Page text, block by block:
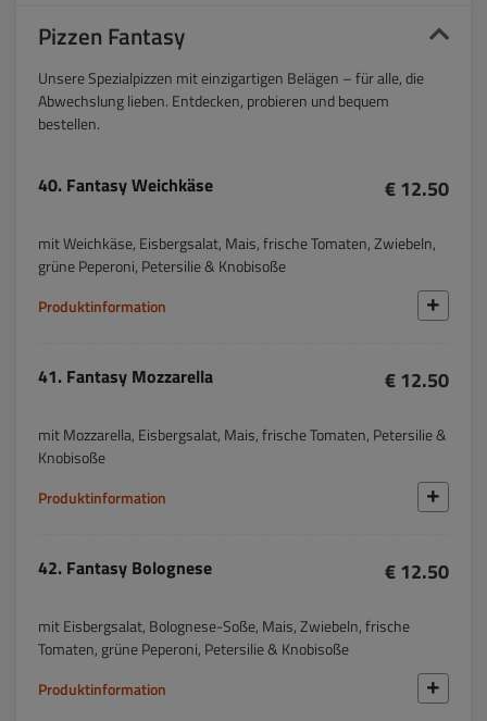
Pizzen Fantasy
Unsere Spezialpizzen mit einzigartigen Belägen – für alle, die
Abwechslung lieben. Entdecken, probieren und bequem
bestellen.
40. Fantasy Weichkäse € 12.50
mit Weichkäse, Eisbergsalat, Mais, frische Tomaten, Zwiebeln,
grüne Peperoni, Petersilie & Knobisoße
Produktinformation
41. Fantasy Mozzarella € 12.50
mit Mozzarella, Eisbergsalat, Mais, frische Tomaten, Petersilie &
Knobisoße
Produktinformation
42. Fantasy Bolognese € 12.50
mit Eisbergsalat, Bolognese-Soße, Mais, Zwiebeln, frische
Tomaten, grüne Peperoni, Petersilie & Knobisoße
Produktinformation